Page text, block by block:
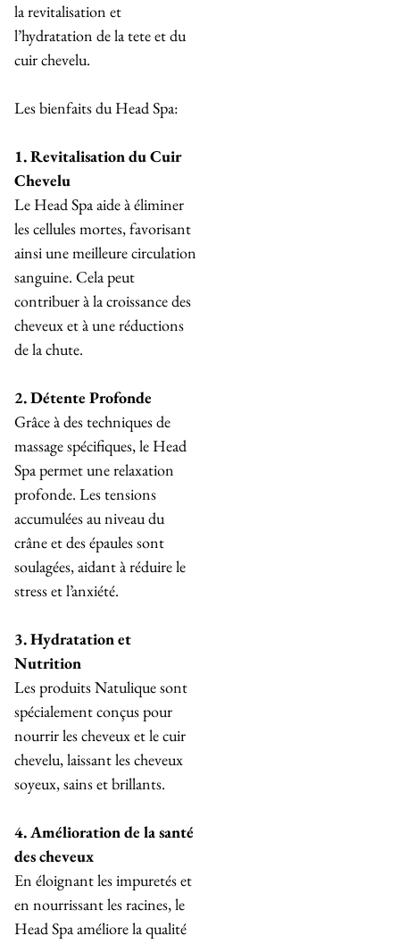
la revitalisation et
l’hydratation de la tete et du
cuir chevelu.
Les bienfaits du Head Spa:
1. Revitalisation du Cuir
Chevelu
Le Head Spa aide à éliminer
les cellules mortes, favorisant
ainsi une meilleure circulation
sanguine. Cela peut
contribuer à la croissance des
cheveux et à une réductions
de la chute.
2. Détente Profonde
Grâce à des techniques de
massage spécifiques, le Head
Spa permet une relaxation
profonde. Les tensions
accumulées au niveau du
crâne et des épaules sont
soulagées, aidant à réduire le
stress et l’anxiété.
3. Hydratation et
Nutrition
Les produits Natulique sont
spécialement conçus pour
nourrir les cheveux et le cuir
chevelu, laissant les cheveux
soyeux, sains et brillants.
4. Amélioration de la santé
des cheveux
En éloignant les impuretés et
en nourrissant les racines, le
Head Spa améliore la qualité